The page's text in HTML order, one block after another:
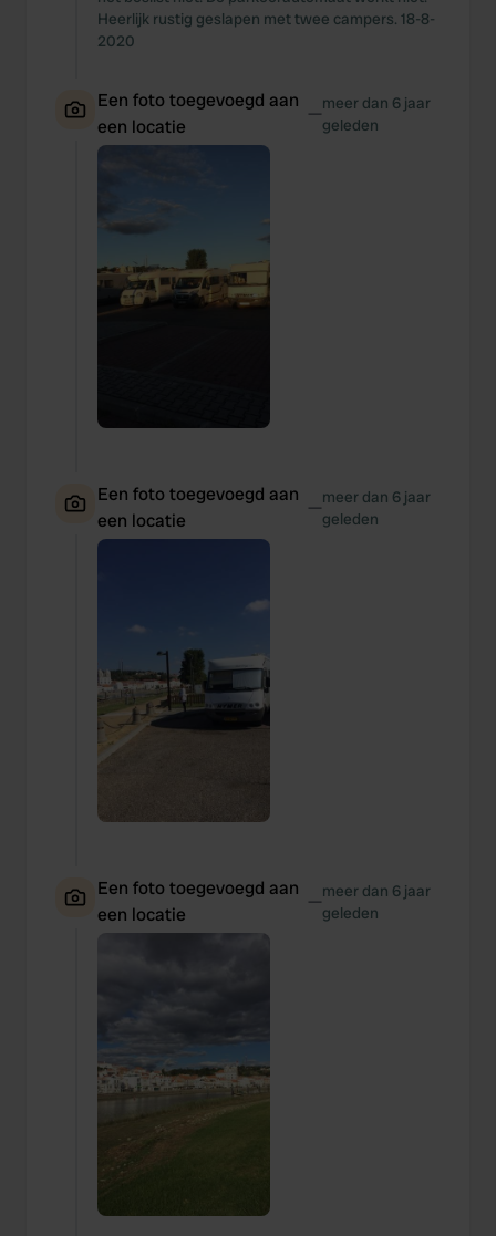
Heerlijk rustig geslapen met twee campers. 18-8-
2020
Een foto toegevoegd aan
een locatie
—meer dan 6 jaar
geleden
Een foto toegevoegd aan
een locatie
—meer dan 6 jaar
geleden
Een foto toegevoegd aan
een locatie
—meer dan 6 jaar
geleden